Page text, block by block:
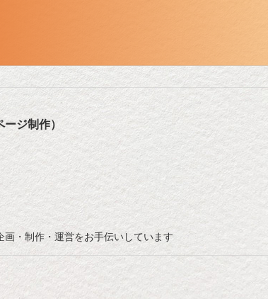
ジ制作）
・制作・運営をお手伝いしています